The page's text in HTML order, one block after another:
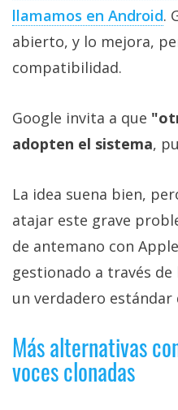
llamamos en Android.
abierto, y lo mejora,
compatibilidad.
Google invita a que
adopten el sistema,
La idea suena bien,
atajar este grave
de antemano con
gestionado a través de
un verdadero
Más alternativas
voces clonadas